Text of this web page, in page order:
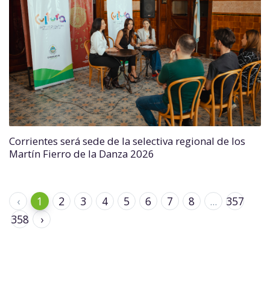
Corrientes será sede de la selectiva regional de los
Martín Fierro de la Danza 2026
‹ 1 2 3 4 5 6 7 8 ...
357
358
›